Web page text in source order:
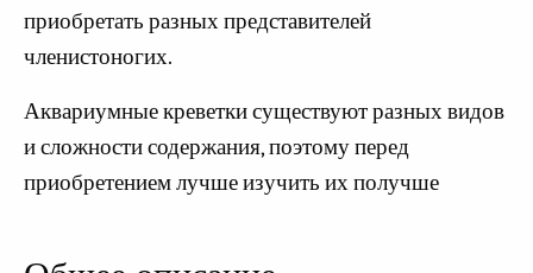
приобретать разных представителей
членистоногих.
Аквариумные креветки существуют разных видов
и сложности содержания, поэтому перед
приобретением лучше изучить их получше